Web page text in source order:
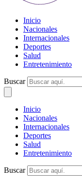
Inicio
Nacionales
Internacionales
Deportes
Salud
Entretenimiento
Buscar
Inicio
Nacionales
Internacionales
Deportes
Salud
Entretenimiento
Buscar